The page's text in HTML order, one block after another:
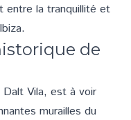
entre la tranquillité et
de
Dalt Vila, est à voir
murailles du